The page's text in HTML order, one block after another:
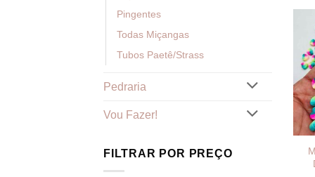
Pingentes
Todas Miçangas
Tubos Paetê/Strass
Pedraria
Vou Fazer!
FILTRAR POR PREÇO